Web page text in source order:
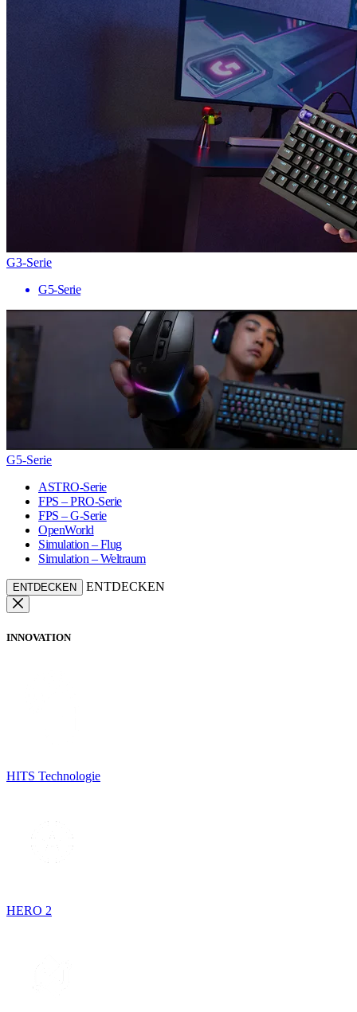
G3-Serie
G5-Serie
G5-Serie
ASTRO-Serie
FPS – PRO-Serie
FPS – G-Serie
OpenWorld
Simulation – Flug
Simulation – Weltraum
ENTDECKEN ENTDECKEN
INNOVATION
HITS Technologie
HERO 2